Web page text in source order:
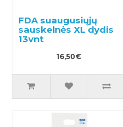
FDA suaugusiųjų
sauskelnės XL dydis
13vnt
16,50€